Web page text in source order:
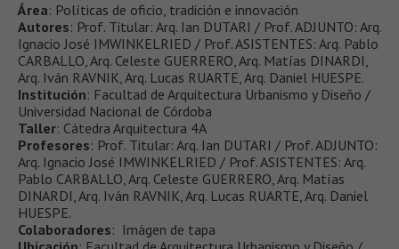
Área: Políticas de oficio, tradición e innovación
Autores: Prof. Titular: Arq. Ian DUTARI / Prof. ADJUNTO: Arq.
Ignacio José IMWINKELRIED / Prof. ASISTENTES: Arq. Pablo
CARBALLO, Arq. Celeste GUERRERO, Arq. Matías DINARDI,
Arq. Iván RAVNIK, Arq. Lucas RUARTE, Arq. Daniel HUESPE.
Institución: Facultad de Arquitectura Urbanismo y Diseño /
Universidad Nacional de Córdoba
Taller: Cátedra Arquitectura 4A
Profesores: Prof. Titular: Arq. Ian DUTARI / Prof. ADJUNTO:
Arq. Ignacio José IMWINKELRIED / Prof. ASISTENTES: Arq.
Pablo CARBALLO, Arq. Celeste GUERRERO, Arq. Matías
DINARDI, Arq. Iván RAVNIK, Arq. Lucas RUARTE, Arq. Daniel
HUESPE.
Colaboradores: Imágen de tapa